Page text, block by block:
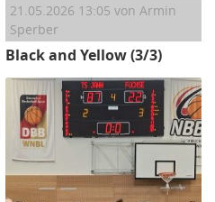
21.05.2026 13:05 von Armin
Sperber
Black and Yellow (3/3)